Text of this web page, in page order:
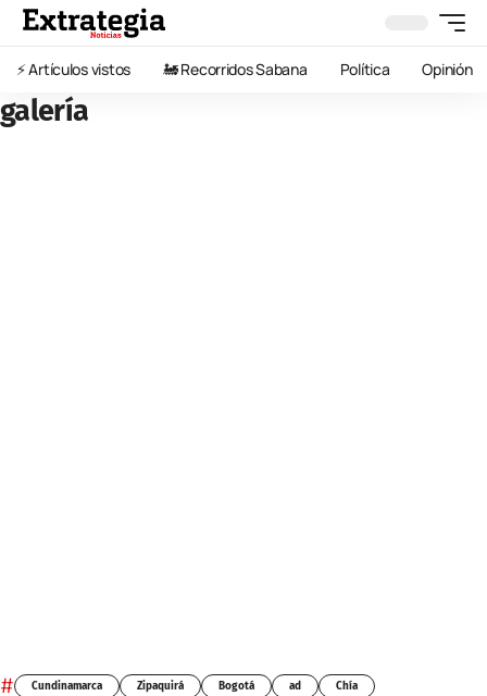
⚡️ Artículos vistos 🚂 Recorridos Sabana Política Opinión
galería
# Cundinamarca Zipaquirá Bogotá ad Chía